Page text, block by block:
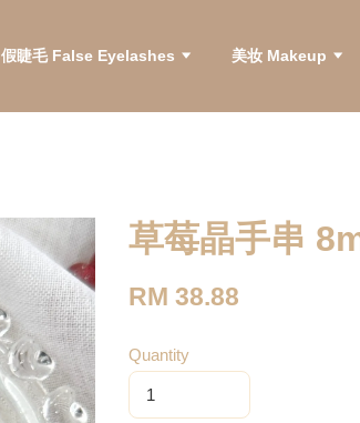
假睫毛 False Eyelashes 美妆 Makeup
草莓晶手串
RM 38.88
Quantity